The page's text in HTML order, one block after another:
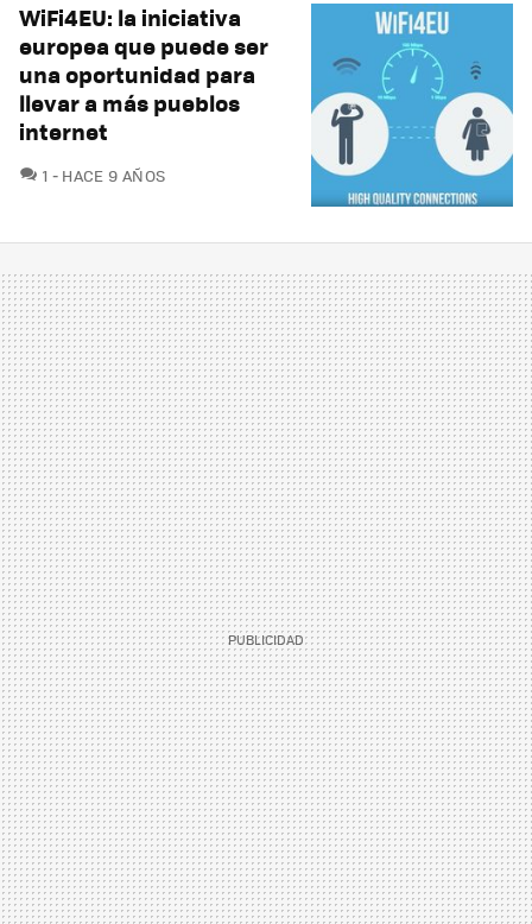
WiFi4EU: la iniciativa
europea que puede ser
una oportunidad para
llevar a más pueblos
internet
1 COMENTARIOS
HACE 9 AÑOS